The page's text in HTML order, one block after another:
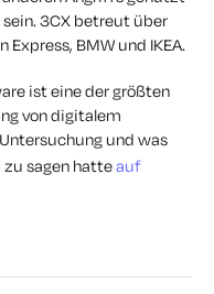
3CX betreut über
BMW und IKEA.
ist eine der größten
von digitalem
und was
zu sagen hatteauf